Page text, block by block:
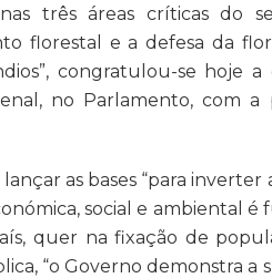
três áreas críticas do
florestal e a defesa da
congratulou-se hoje
no Parlamento, com a
as bases “para
social e ambiental
quer na fixação de
“o Governo demonstra